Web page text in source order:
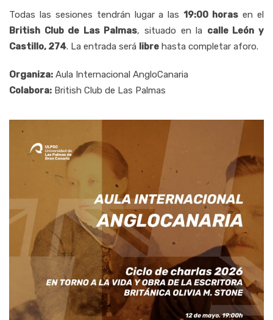
Todas las sesiones tendrán lugar a las19:00 horas en el
British Club de Las Palmas, situado en la calle León y
Castillo, 274. La entrada será libre hasta completar aforo.
Organiza: Aula Internacional AngloCanaria
Colabora: British Club de Las Palmas